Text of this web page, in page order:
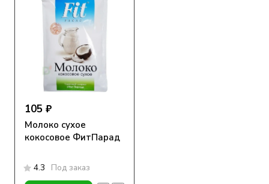
105 ₽
Молоко сухое
кокосовое ФитПарад
4.3 Под заказ